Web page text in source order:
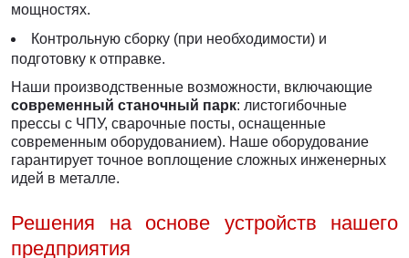
мощностях.
Контрольную сборку (при необходимости) и
подготовку к отправке.
Наши производственные возможности, включающие
современный станочный парк: листогибочные
прессы с ЧПУ, сварочные посты, оснащенные
современным оборудованием). Наше оборудование
гарантирует точное воплощение сложных инженерных
идей в металле.
Решения на основе устройств нашего
предприятия